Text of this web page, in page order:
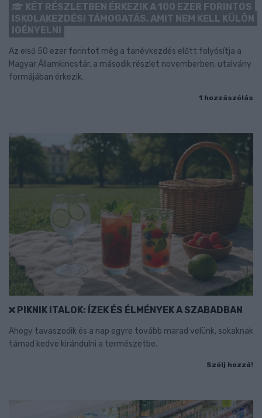
KÉT RÉSZLETBEN ÉRKEZIK A 100 EZER FORINTOS
ISKOLAKEZDÉSI TÁMOGATÁS, AMIT NEM KELL KÜLÖN
IGÉNYELNI
Az első 50 ezer forintot még a tanévkezdés előtt folyósítja a
Magyar Államkincstár, a második részlet novemberben, utalvány
formájában érkezik.
1 hozzászólás
PIKNIK ITALOK: ÍZEK ÉS ÉLMÉNYEK A SZABADBAN
Ahogy tavaszodik és a nap egyre tovább marad velünk, sokaknak
támad kedve kirándulni a természetbe.
Szólj hozzá!